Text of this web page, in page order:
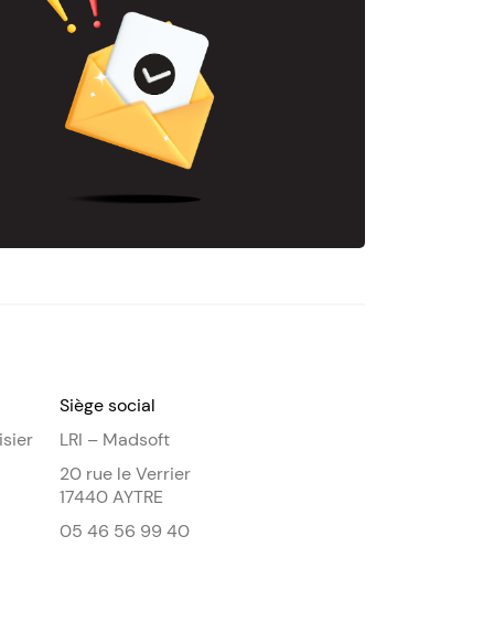
Siège social
LRI – Madsoft
20 rue le Verrier
17440 AYTRE
05 46 56 99 40